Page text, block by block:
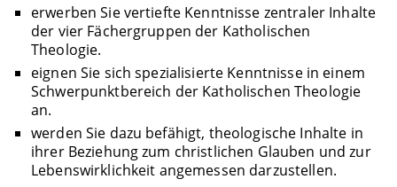
erwerben Sie vertiefte Kenntnisse zentraler Inhalte
der vier Fächergruppen der Katholischen
Theologie.
eignen Sie sich spezialisierte Kenntnisse in einem
Schwerpunktbereich der Katholischen Theologie
an.
werden Sie dazu befähigt, theologische Inhalte in
ihrer Beziehung zum christlichen Glauben und zur
Lebenswirklichkeit angemessen darzustellen.